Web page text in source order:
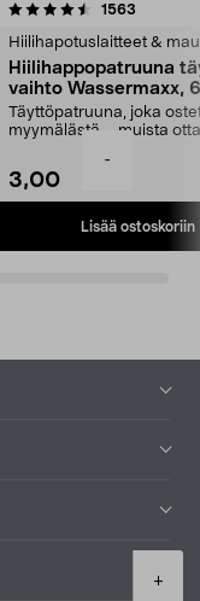
-
+
1563
Hiilihapotuslaitteet &
Hiilihappopatruuna
vaihto Wassermaxx,
Täyttöpatruuna, joka
myymälästä – muista
3,00
Lisää ostoskoriin
4.5viidestä